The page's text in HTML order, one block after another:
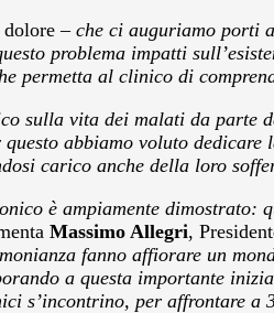
dolore – che ci auguriamo porti
problema impatti
permetta al clinico di
sulla vita dei malati da parte
abbiamo voluto
carico anche della loro
è ampiamente dimostrato:
Massimo Allegri,
fanno affiorare un
a questa importante
s’incontrino, per affrontare a